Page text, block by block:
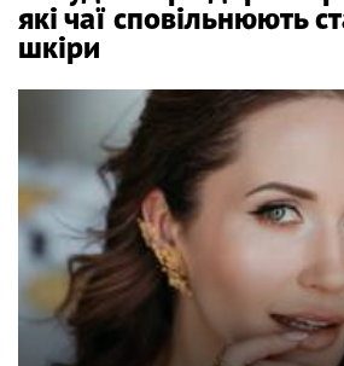
які чаї сповільнюють
шкіри